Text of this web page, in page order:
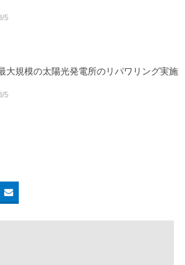
5
大規模の太陽光発電所のリパワリング実施
5